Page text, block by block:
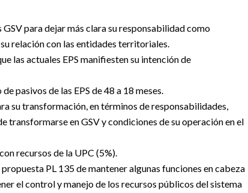
para dejar más clara su responsabilidad como
relación con las entidades territoriales.
las actuales EPS manifiesten su intención de
pasivos de las EPS de 48 a 18 meses.
su transformación, en términos de responsabilidades,
transformarse en GSV y condiciones de su operación en el
recursos de la UPC (5%).
PL 135 de mantener algunas funciones en cabeza
el control y manejo de los recursos públicos del sistema